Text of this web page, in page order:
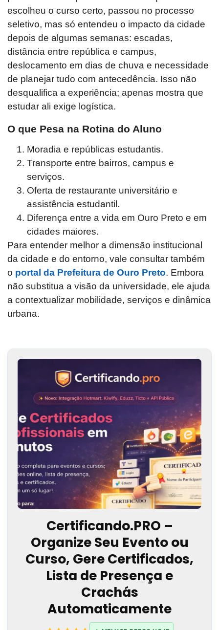
escolheu o curso certo, passou no processo
seletivo, mas só entendeu o impacto da cidade
depois de algumas semanas: escadas,
distância entre república e campus,
deslocamento em dias de chuva e necessidade
de planejar tudo com antecedência. Isso não
desqualifica a experiência; apenas mostra que
estudar ali exige logística.
O que Pesa na Rotina do Aluno
Moradia e repúblicas estudantis.
Transporte entre bairros, campus e
serviços.
Oferta de restaurante universitário e
assistência estudantil.
Diferença entre a vida em Ouro Preto e em
cidades maiores.
Para entender melhor a dimensão institucional
da cidade e do entorno, vale consultar também
o portal da Prefeitura de Ouro Preto. Embora
não substitua a visão da universidade, ele ajuda
a contextualizar mobilidade, serviços e dinâmica
urbana.
Certificando.PRO –
Organize Seu Evento ou
Curso, Gere Certificados,
Lista de Presença e
Crachás
Automaticamente